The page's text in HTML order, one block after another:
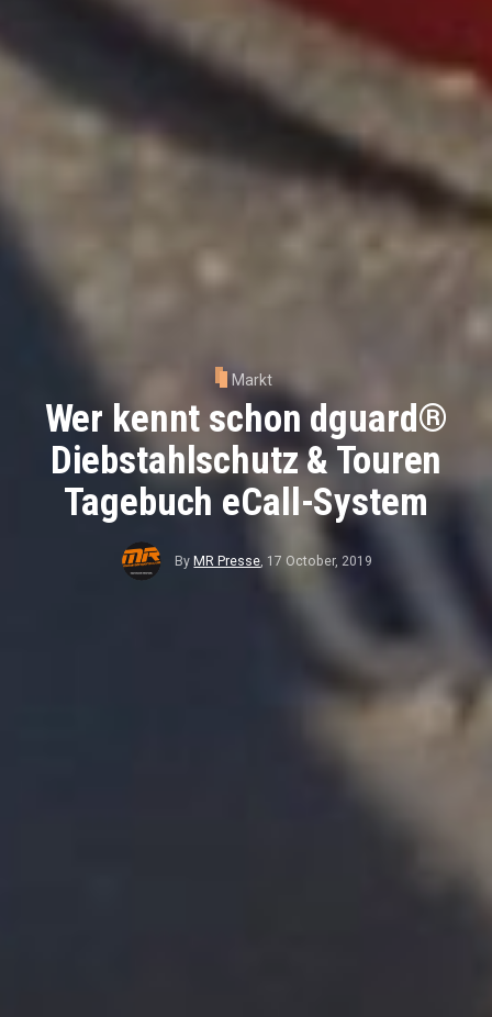
Markt
Wer kennt schon dguard®
Diebstahlschutz & Touren
Tagebuch eCall-System
ByMR Presse, 17 October, 2019